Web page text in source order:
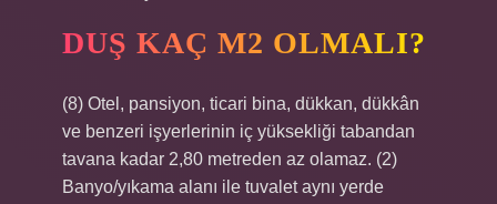
DUŞ KAÇ M2 OLMALI?
(8) Otel, pansiyon, ticari bina, dükkan, dükkân
ve benzeri işyerlerinin iç yüksekliği tabandan
tavana kadar 2,80 metreden az olamaz. (2)
Banyo/yıkama alanı ile tuvalet aynı yerde